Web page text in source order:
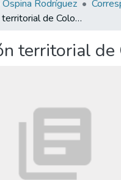
Ospina Rodríguez
División territorial de Colombia
territorial de